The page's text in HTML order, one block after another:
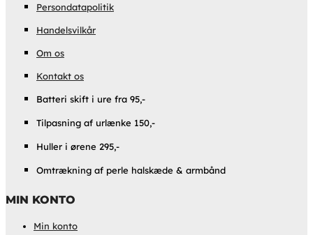
Persondatapolitik
Handelsvilkår
Om os
Kontakt os
Batteri skift i ure fra 95,-
Tilpasning af urlænke 150,-
Huller i ørene 295,-
Omtrækning af perle halskæde & armbånd
MIN KONTO
Min konto